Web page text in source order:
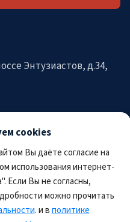
cookies
Вы даёте согласие на
использования интернет-
Если Вы не согласны,
можно прочитать
. и вполитике
Энтузиастов, д.34,